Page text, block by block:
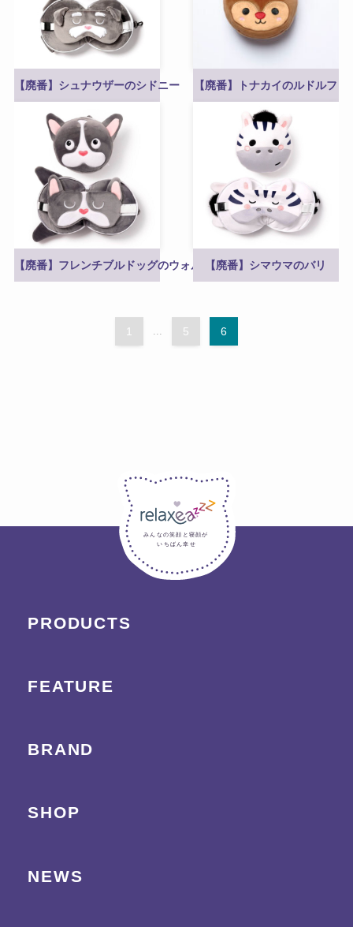
【廃番】シュナウザーのシドニー 【廃番】トナカイのルドルフ
【廃番】フレンチブルドッグのウォルター【廃番】シマウマのバリ
1 5 6
みんなの笑顔と寝顔が
いちばん幸せ
PRODUCTS
FEATURE
BRAND
SHOP
NEWS